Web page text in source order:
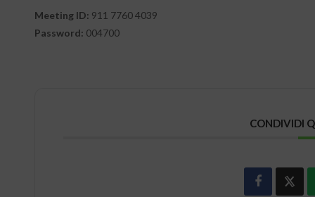
Meeting ID: 911 7760 4039
Password: 004700
CONDIVIDI